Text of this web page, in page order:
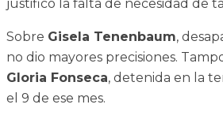
justificó la falta de necesidad de
Sobre Gisela Tenenbaum,
no dio mayores precisiones.
Gloria Fonseca, detenida en la
el 9 de ese mes.